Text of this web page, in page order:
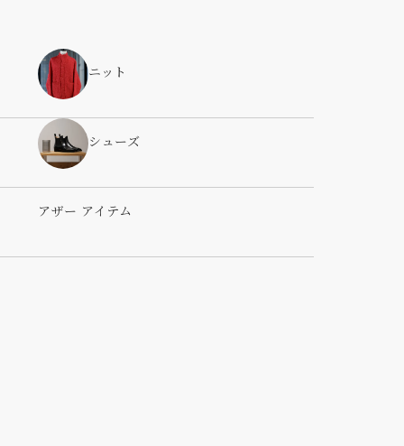
ニット
シューズ
アザー アイテム